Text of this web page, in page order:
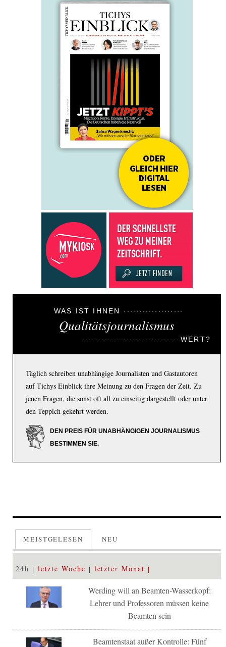
WAS IST IHNEN
Qualitätsjournalismus
WERT?
Täglich schreiben unabhängige Journalisten und Gastautoren
auf Tichys Einblick ihre Meinung zu den Fragen der Zeit. Zu
jenen Fragen, die sonst oft all zu einseitig dargestellt oder unter
den Teppich gekehrt werden.
DEN PREIS FÜR UNABHÄNGIGEN JOURNALISMUS
BESTIMMEN SIE.
MEISTGELESEN NEU
24h letzte Woche letzter Monat
Werding will an Beamten-Wasserkopf:
Lehrer und Professoren müssen keine
Beamten sein
Beamtenstaat außer Kontrolle: Fünf